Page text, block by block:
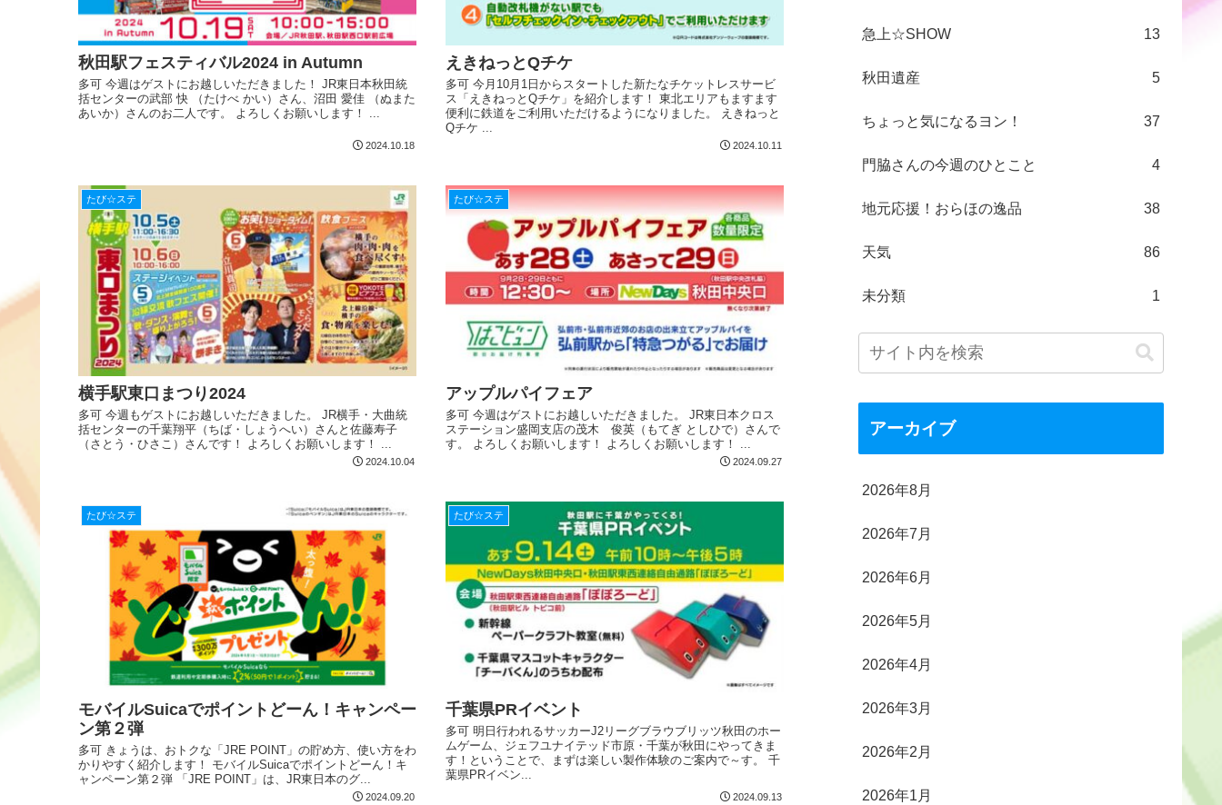
秋田駅フェスティバル2024 in Autumn
多可 今週はゲストにお越しいただきました！ JR東日本秋田統
括センターの武部 快 （たけべ かい）さん、沼田 愛佳 （ぬまた
あいか）さんのお二人です。 よろしくお願いします！ ...
2024.10.18
えきねっとQチケ
多可 今月10月1日からスタートした新たなチケットレスサービ
ス「えきねっとQチケ」を紹介します！ 東北エリアもますます
便利に鉄道をご利用いただけるようになりました。 えきねっと
Qチケ ...
2024.10.11
たび☆ステ
横手駅東口まつり2024
多可 今週もゲストにお越しいただきました。 JR横手・大曲統
括センターの千葉翔平（ちば・しょうへい）さんと佐藤寿子
（さとう・ひさこ）さんです！ よろしくお願いします！ ...
2024.10.04
たび☆ステ
アップルパイフェア
多可 今週はゲストにお越しいただきました。 JR東日本クロス
ステーション盛岡支店の茂木 俊英（もてぎ としひで）さんで
す。 よろしくお願いします！ よろしくお願いします！ ...
2024.09.27
たび☆ステ
モバイルSuicaでポイントどーん！キャンペー
ン第２弾
多可 きょうは、おトクな「JRE POINT」の貯め方、使い方をわ
かりやすく紹介します！ モバイルSuicaでポイントどーん！キ
ャンペーン第２弾 「JRE POINT」は、JR東日本のグ...
2024.09.20
たび☆ステ
千葉県PRイベント
多可 明日行われるサッカーJ2リーグブラウブリッツ秋田のホー
ムゲーム、ジェフユナイテッド市原・千葉が秋田にやってきま
す！ということで、まずは楽しい製作体験のご案内で～す。 千
葉県PRイベン...
2024.09.13
急上☆SHOW 13
秋田遺産 5
ちょっと気になるヨン！ 37
門脇さんの今週のひとこと 4
地元応援！おらほの逸品 38
天気 86
未分類 1
アーカイブ
2026年8月
2026年7月
2026年6月
2026年5月
2026年4月
2026年3月
2026年2月
2026年1月